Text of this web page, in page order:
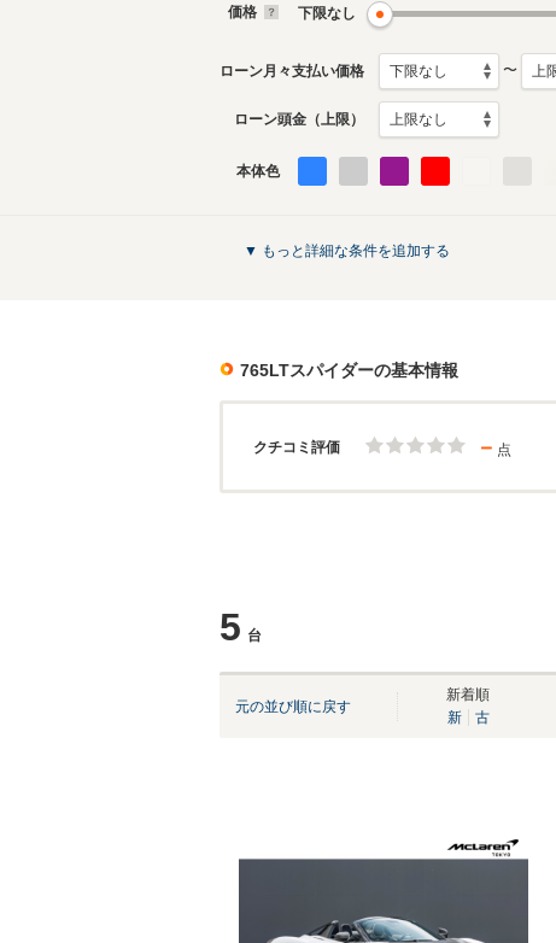
価格 下限なし
ローン月々支払い価格 〜
ローン頭金（上限）
本体色
▼ もっと詳細な条件を追加する
765LTスパイダーの基本情報
クチコミ評価 － 点
5 台
元の並び順に戻す
新着順
新
古